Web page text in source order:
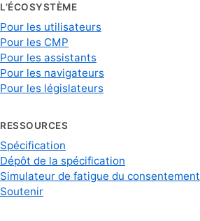
L’ÉCOSYSTÈME
Pour les utilisateurs
Pour les CMP
Pour les assistants
Pour les navigateurs
Pour les législateurs
RESSOURCES
Spécification
Dépôt de la spécification
Simulateur de fatigue du consentement
Soutenir